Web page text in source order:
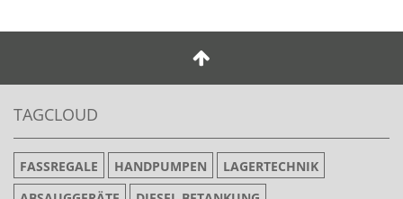
TAGCLOUD
FASSREGALE HANDPUMPEN
LAGERTECHNIK